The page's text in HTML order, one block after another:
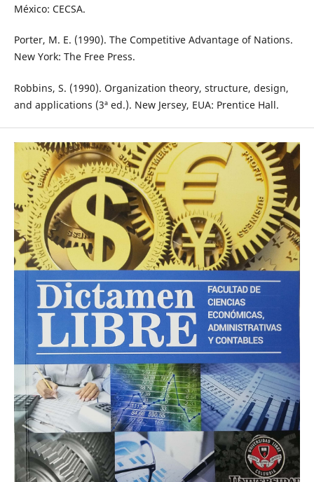
México: CECSA.
Porter, M. E. (1990). The Competitive Advantage of Nations.
New York: The Free Press.
Robbins, S. (1990). Organization theory, structure, design,
and applications (3ª ed.). New Jersey, EUA: Prentice Hall.